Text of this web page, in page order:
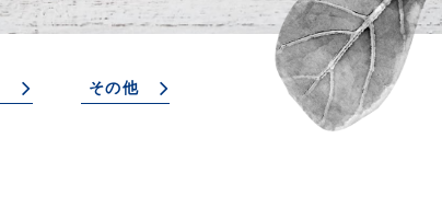
その他